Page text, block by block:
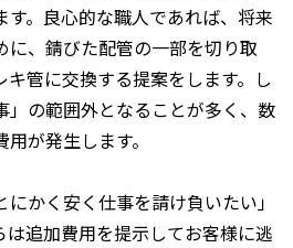
す。良心的な職人であれば、将来
に、錆びた配管の一部を切り取
キ管に交換する提案をします。し
」の範囲外となることが多く、数
が発生します。
かく安く仕事を請け負いたい」
は追加費用を提示してお客様に逃